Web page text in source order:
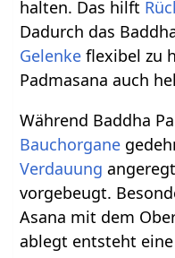
halten. Das hilft
Dadurch das
Gelenke flexibel zu
Padmasana auch
Während Baddha
Bauchorgane
Verdauung
vorgebeugt.
Asana mit dem
ablegt entsteht